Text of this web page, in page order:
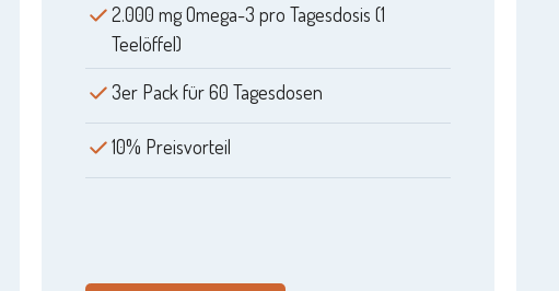
2.000 mg Omega-3 pro Tagesdosis (1
Teelöffel)
3er Pack für 60 Tagesdosen
10% Preisvorteil